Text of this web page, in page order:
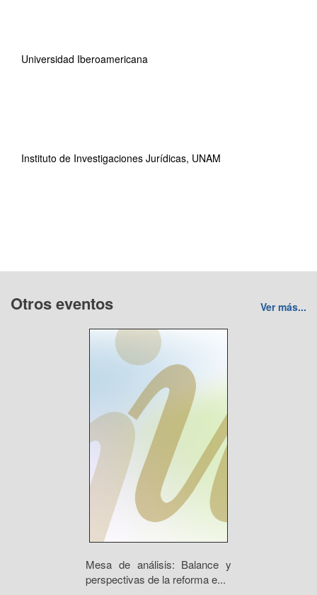
Universidad Iberoamericana
Instituto de Investigaciones Jurídicas, UNAM
Otros eventos Ver más...
Mesa de análisis: Balance y
perspectivas de la reforma e...